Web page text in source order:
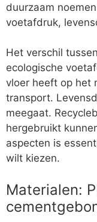
duurzaam
voetafdruk,
Het verschil
ecologische
vloer heeft op het
transport.
meegaat.
hergebruikt
aspecten is
wilt kiezen.
Materialen: